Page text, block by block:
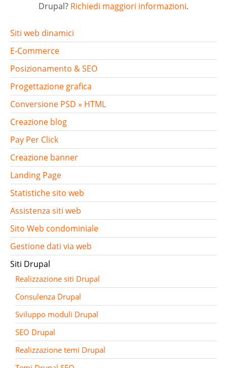
Drupal? Richiedi maggiori informazioni.
Siti web dinamici
E-Commerce
Posizionamento & SEO
Progettazione grafica
Conversione PSD » HTML
Creazione blog
Pay Per Click
Creazione banner
Landing Page
Statistiche sito web
Assistenza siti web
Sito Web condominiale
Gestione dati via web
Siti Drupal
Realizzazione siti Drupal
Consulenza Drupal
Sviluppo moduli Drupal
SEO Drupal
Realizzazione temi Drupal